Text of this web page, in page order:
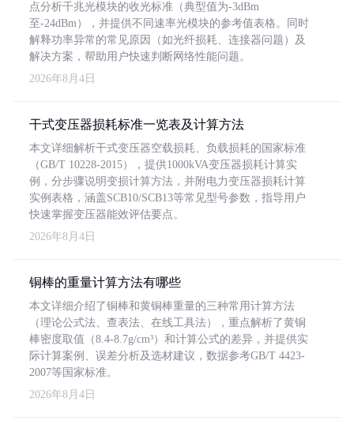
点分析千兆光模块的收光标准（典型值为-3dBm
至-24dBm），并提供不同速率光模块的参考值表格。同时
解释功率异常的常见原因（如光纤损耗、连接器问题）及
解决方案，帮助用户快速判断网络性能问题。
2026年8月4日
干式变压器损耗标准一览表及计算方法
本文详细解析干式变压器空载损耗、负载损耗的国家标准
（GB/T 10228-2015），提供1000kVA变压器损耗计算实
例，分步骤说明变损计算方法，并附电力变压器损耗计算
实例表格，涵盖SCB10/SCB13等常见型号参数，指导用户
快速掌握变压器能效评估要点。
2026年8月4日
铜棒的重量计算方法有哪些
本文详细介绍了铜棒和黄铜棒重量的三种常用计算方法
（理论公式法、查表法、在线工具法），重点解析了黄铜
棒密度取值（8.4-8.7g/cm³）和计算公式的差异，并提供实
际计算案例、误差分析及选材建议，数据参考GB/T 4423-
2007等国家标准。
2026年8月4日